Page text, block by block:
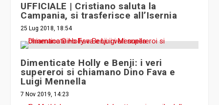
Campania, si trasferisce all’Isernia
25 Lug 2018, 18:54
Dimenticate Holly e Benji: i veri
supereroi si chiamano Dino Fava e
Luigi Mennella
7 Nov 2019, 14:23